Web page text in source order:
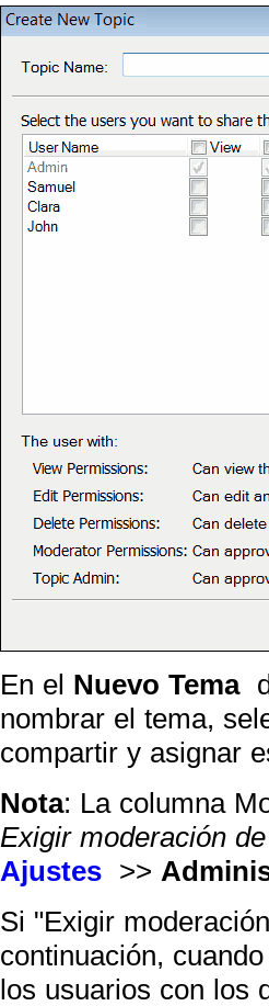
En el Nuevo Tema
nombrar el tema,
compartir y asignar
Nota: La columna
Exigir moderación
Ajustes >>
Si "Exigir
continuación,
los usuarios con los